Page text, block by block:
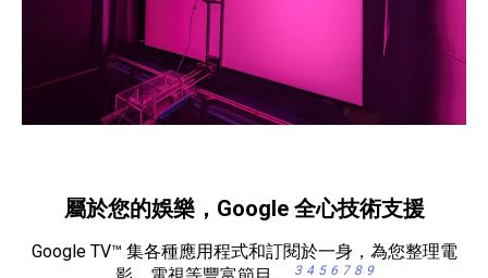
屬於您的娛樂，Google 全心技術支援
Google TV™ 集各種應用程式和訂閱於一身，為您整理電
3 4 5 6 7 8 9